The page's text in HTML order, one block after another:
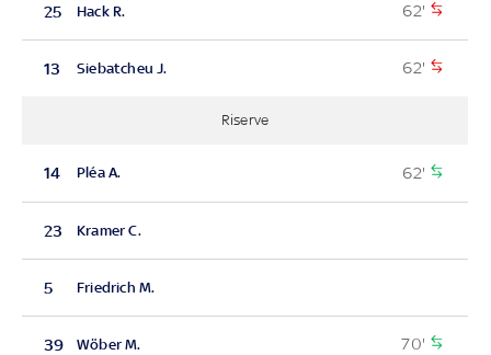
25 Hack R. 62'
13 Siebatcheu J. 62'
Riserve
14 Pléa A. 62'
23 Kramer C.
5 Friedrich M.
39 Wöber M. 70'